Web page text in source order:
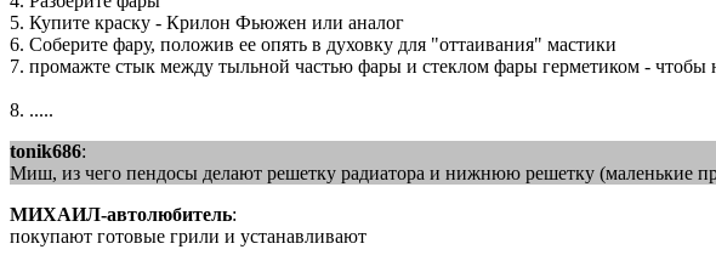
5. Купите краску - Крилон Фьюжен или аналог
6. Соберите фару, положив ее опять в духовку для "оттаивания" мастики
7. промажте стык между тыльной частью фары и стеклом фары герметиком - чтобы
8. .....
tonik686:
Миш, из чего пендосы делают решетку радиатора и нижнюю решетку (маленькие
МИХАИЛ-автолюбитель:
покупают готовые грили и устанавливают